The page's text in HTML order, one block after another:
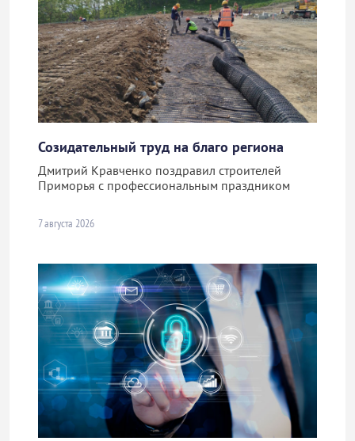
Созидательный труд на благо региона
Дмитрий Кравченко поздравил строителей
Приморья с профессиональным праздником
7 августа 2026